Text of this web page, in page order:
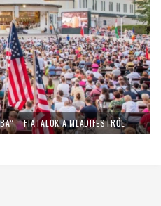
– FIATALOK A MLADIFESTRŐL